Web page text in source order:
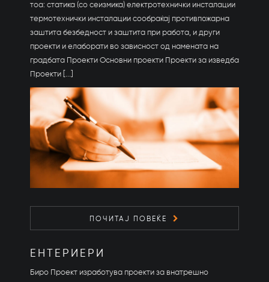
тоа: статика (со сеизмика) електротехнички инсталации
термотехнички инсталации сообраќај противпожарна
заштита безбедност и заштита при работа, и други
проекти и елаборати во зависност од намената на
градбата Проекти Основни проекти Проекти за изведба
Проекти [...]
ПОЧИТАЈ ПОВЕЌЕ
ЕНТЕРИЕРИ
Биро Проект изработува проекти за внатрешно